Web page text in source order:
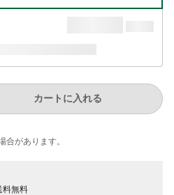
カートに入れる
が​あります。
料無料